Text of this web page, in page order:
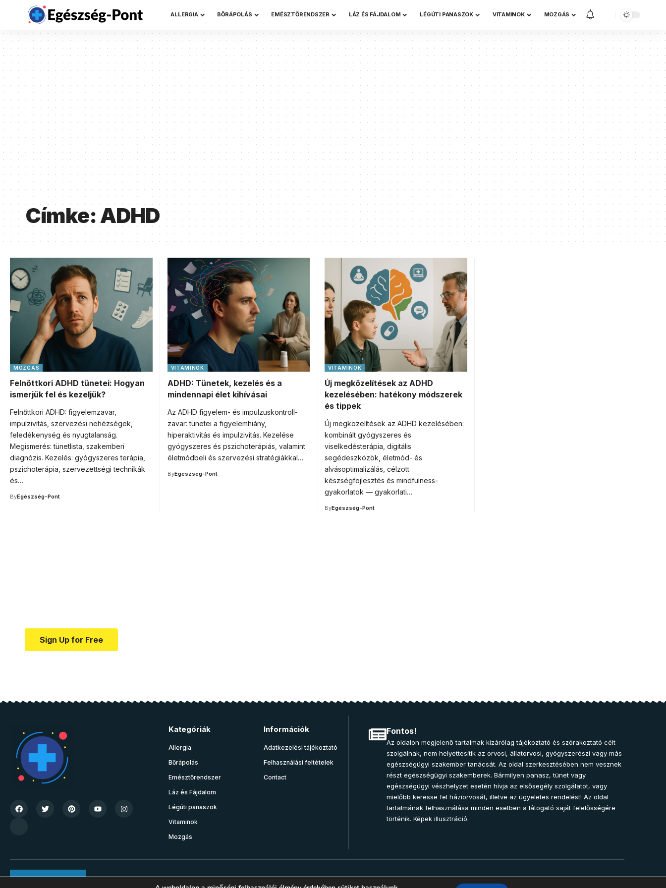
ALLERGIA BŐRÁPOLÁS EMÉSZTŐRENDSZER LÁZ ÉS FÁJDALOM LÉGÚTI PANASZOK VITAMINOK MOZGÁS
Címke:ADHD
MOZGÁS
Felnőttkori ADHD tünetei: Hogyan
ismerjük fel és kezeljük?
Felnőttkori ADHD: figyelemzavar,
impulzivitás, szervezési nehézségek,
feledékenység és nyugtalanság.
Megismerés: tünetlista, szakemberi
diagnózis. Kezelés: gyógyszeres terápia,
pszichoterápia, szervezettségi technikák
és…
ByEgészség-Pont
VITAMINOK
ADHD: Tünetek, kezelés és a
mindennapi élet kihívásai
Az ADHD figyelem- és impulzuskontroll-
zavar: tünetei a figyelemhiány,
hiperaktivitás és impulzivitás. Kezelése
gyógyszeres és pszichoterápiás, valamint
életmódbeli és szervezési stratégiákkal…
ByEgészség-Pont
VITAMINOK
Új megközelítések az ADHD
kezelésében: hatékony módszerek
és tippek
Új megközelítések az ADHD kezelésében:
kombinált gyógyszeres és
viselkedésterápia, digitális
segédeszközök, életmód- és
alvásoptimalizálás, célzott
készségfejlesztés és mindfulness-
gyakorlatok — gyakorlati…
ByEgészség-Pont
Sign Up for Free
Kategóriák
Allergia
Bőrápolás
Emésztőrendszer
Láz és Fájdalom
Légúti panaszok
Vitaminok
Mozgás
Információk
Adatkezelési tájékoztató
Felhasználási feltételek
Contact
Fontos!
Az oldalon megjelenő tartalmak kizárólag tájékoztató és szórakoztató célt
szolgálnak, nem helyettesítik az orvosi, állatorvosi, gyógyszerészi vagy más
egészségügyi szakember tanácsát. Az oldal szerkesztésében nem vesznek
részt egészségügyi szakemberek. Bármilyen panasz, tünet vagy
egészségügyi vészhelyzet esetén hívja az elsősegély szolgálatot, vagy
mielőbb keresse fel háziorvosát, illetve az ügyeletes rendelést! Az oldal
tartalmának felhasználása minden esetben a látogató saját felelősségére
történik. Képek illusztráció.
Join Community 2025 – Egészség-Pont Magazin. Minden jog fenntartva.